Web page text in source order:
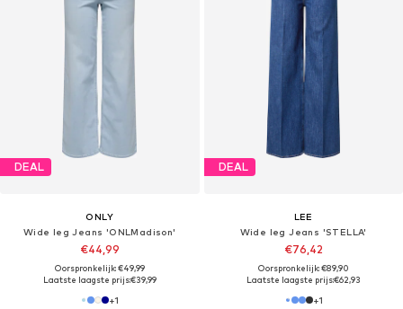
DEAL
ONLY
Wide leg Jeans 'ONLMadison'
€44,99
Oorspronkelijk: €49,99
Laatste laagste prijs:€39,99
+1
DEAL
LEE
Wide leg Jeans 'STELLA'
€76,42
Oorspronkelijk: €89,90
Laatste laagste prijs:€62,93
+1